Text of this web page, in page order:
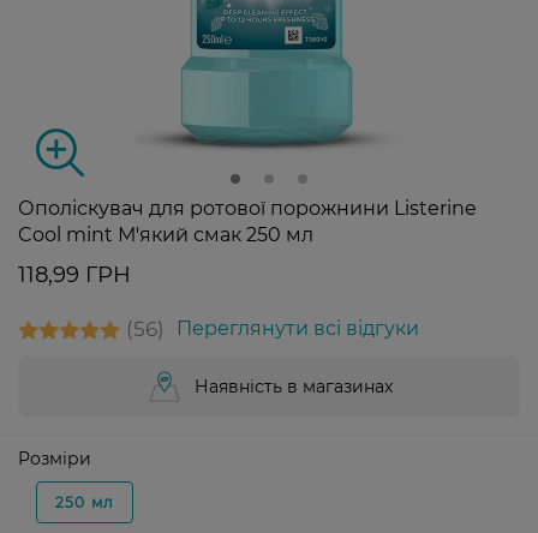
Ополіскувач для ротової порожнини Listerine
Cool mint М'який смак 250 мл
118,99 ГРН
56 Переглянути всі відгуки
Наявність в магазинах
Розміри
250 мл